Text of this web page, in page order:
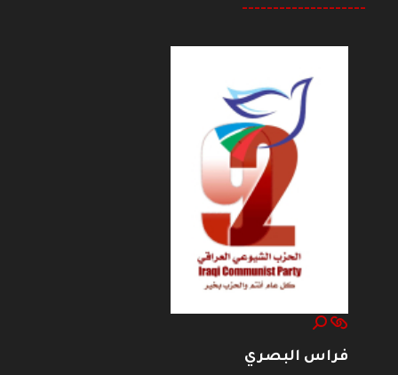
--------------------
فراس البصري